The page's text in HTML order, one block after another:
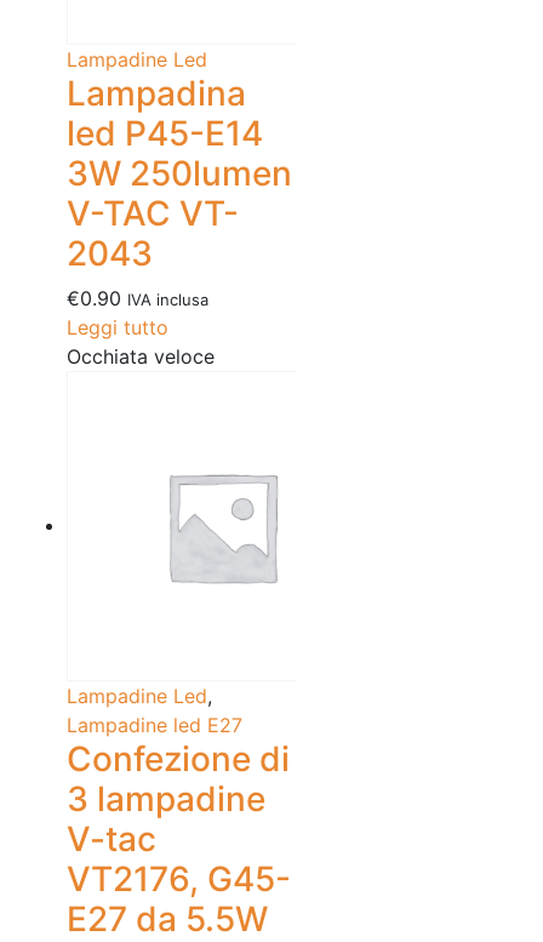
Lampadine Led
Lampadina
led P45-E14
3W 250lumen
V-TAC VT-
2043
€0.90 IVA inclusa
Leggi tutto
Occhiata veloce
Lampadine Led,
Lampadine led E27
Confezione di
3 lampadine
V-tac
VT2176, G45-
E27 da 5.5W